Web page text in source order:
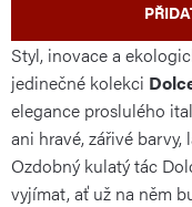
Styl, inovace a
jedinečné kolekci
elegance proslulého
ani hravé, zářivé
Ozdobný kulatý tác
vyjímat, ať už na něm